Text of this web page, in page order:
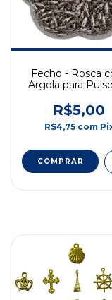
Fecho - Rosca
Argola para
R$5,00
R$4,75 com